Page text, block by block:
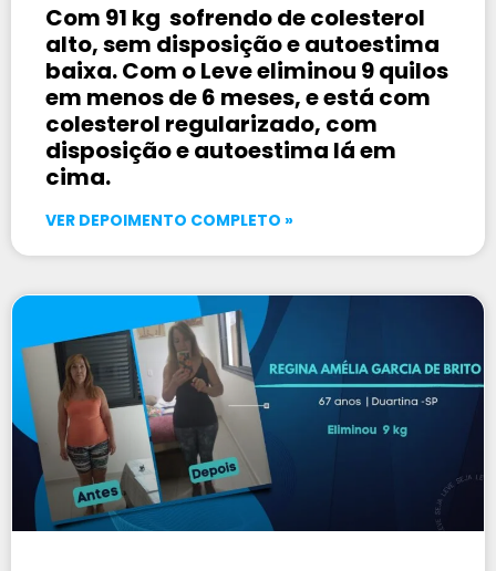
Com 91 kg sofrendo de colesterol
alto, sem disposição e autoestima
baixa. Com o Leve eliminou 9 quilos
em menos de 6 meses, e está com
colesterol regularizado, com
disposição e autoestima lá em
cima.
VER DEPOIMENTO COMPLETO »